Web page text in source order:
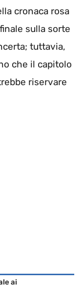
cronaca rosa
sulla sorte
tuttavia,
che il capitolo
riservare
ai